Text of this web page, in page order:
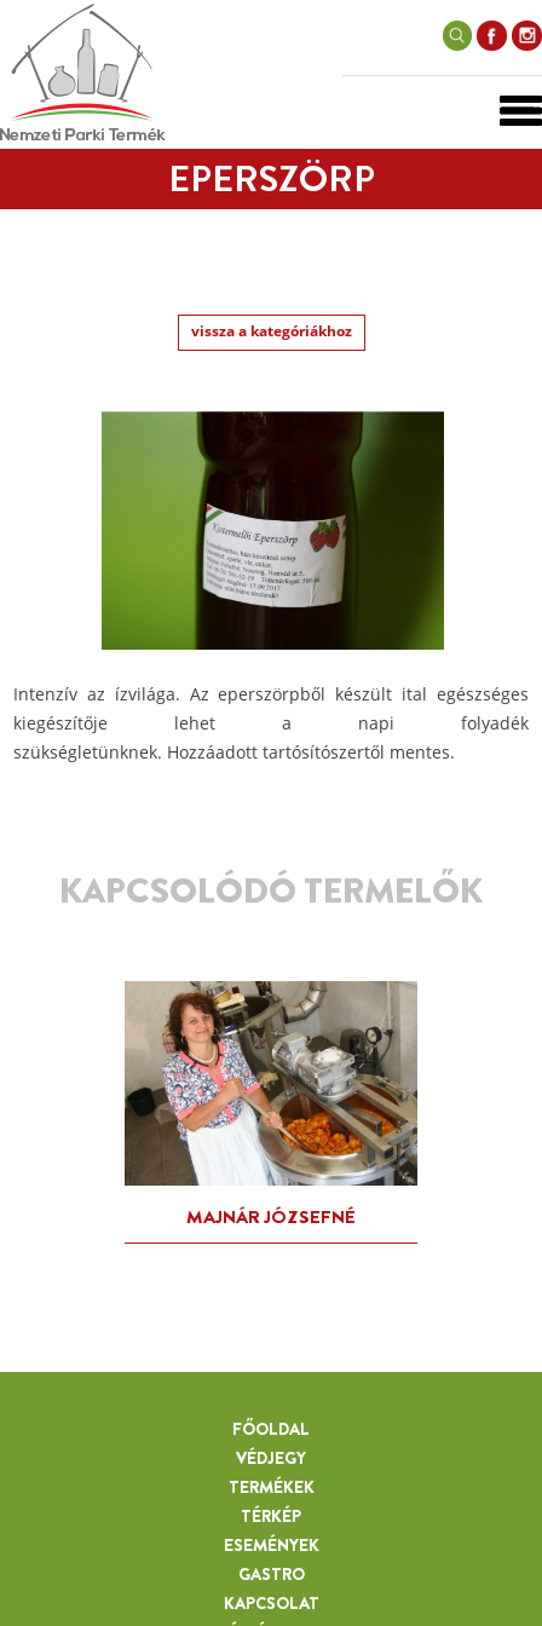
EPERSZÖRP
vissza a kategóriákhoz
Intenzív az ízvilága. Az eperszörpből készült ital egészséges
kiegészítője lehet a napi folyadék
szükségletünknek. Hozzáadott tartósítószertől mentes.
KAPCSOLÓDÓ TERMELŐK
FŐOLDAL
VÉDJEGY
TERMÉKEK
TÉRKÉP
ESEMÉNYEK
GASTRO
KAPCSOLAT